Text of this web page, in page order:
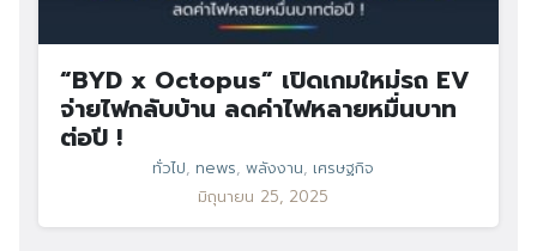
“BYD x Octopus” เปิดเกมใหม่รถ EV
จ่ายไฟกลับบ้าน ลดค่าไฟหลายหมื่นบาท
ต่อปี !
ทั่วไป, news, พลังงาน, เศรษฐกิจ
มิถุนายน 25, 2025